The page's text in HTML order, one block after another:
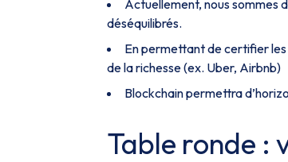
Actuellement, nous sommes
déséquilibrés.
En permettant de certifier
de la richesse (ex. Uber, Airbnb)
Blockchain permettra
Table ronde :